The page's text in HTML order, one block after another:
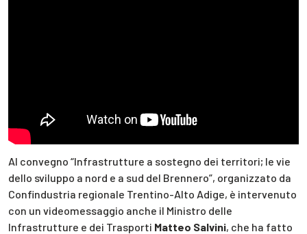
Al convegno “Infrastrutture a sostegno dei territori; le vie
dello sviluppo a nord e a sud del Brennero”, organizzato da
Confindustria regionale Trentino-Alto Adige, è intervenuto
con un videomessaggio anche il Ministro delle
Infrastrutture e dei Trasporti Matteo Salvini, che ha fatto